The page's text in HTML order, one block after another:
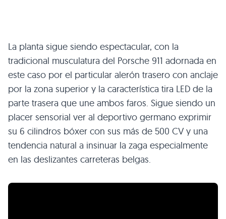
La planta sigue siendo espectacular, con la
tradicional musculatura del Porsche 911 adornada en
este caso por el particular alerón trasero con anclaje
por la zona superior y la característica tira LED de la
parte trasera que une ambos faros. Sigue siendo un
placer sensorial ver al deportivo germano exprimir
su 6 cilindros bóxer con sus más de 500 CV y una
tendencia natural a insinuar la zaga especialmente
en las deslizantes carreteras belgas.